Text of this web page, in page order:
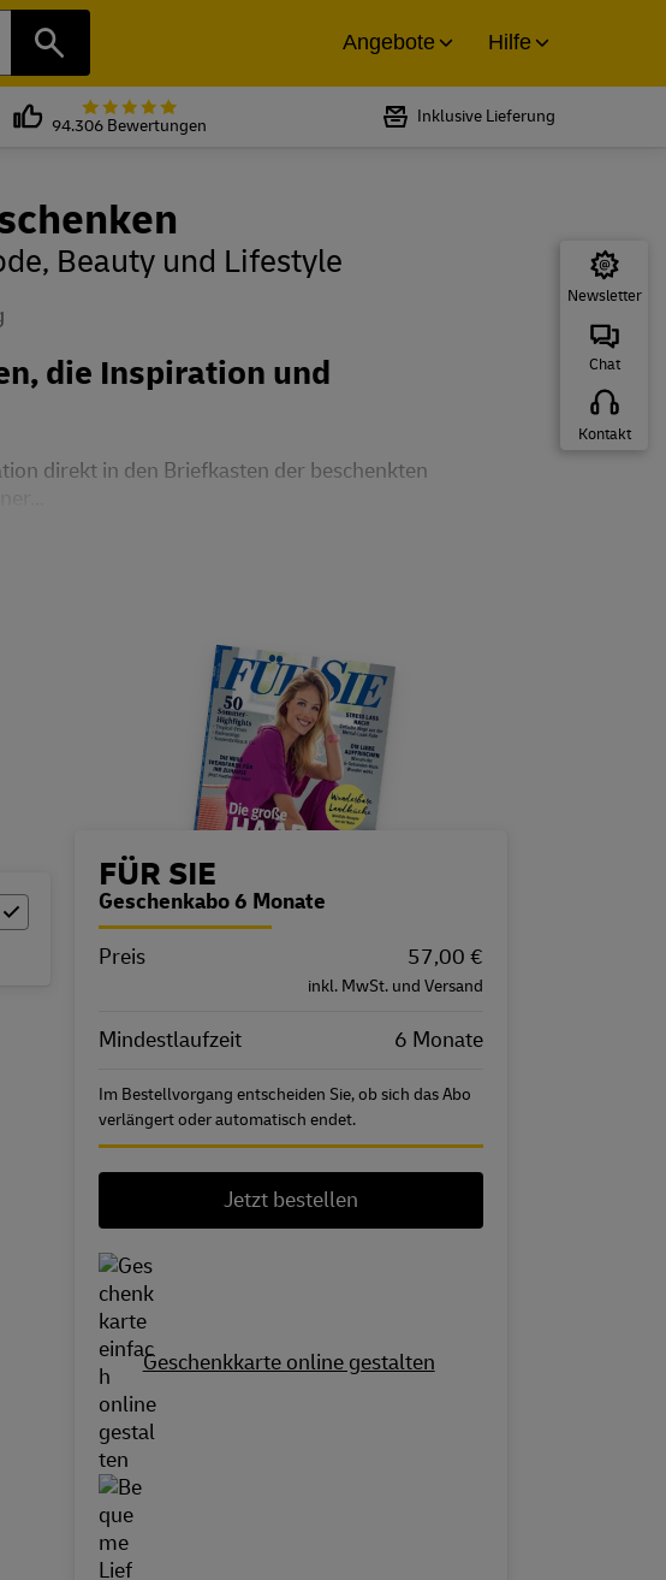
Suchen
Angebote Hilfe
Bewertet mit 5 von 5 Sternen bei
94.306 Bewertungen
Inklusive Lieferung
Newsletter
Chat
Kontakt
Beauty und Lifestyle
die Inspiration und
direkt in den Briefkasten der beschenkten
Bestellübersicht
FÜR SIE
Geschenkabo 6 Monate
Eigenschaft
Preis 57,00 €
inkl. MwSt. und Versand
Mindestlaufzeit 6 Monate
Im Bestellvorgang entscheiden Sie, ob sich das Abo
verlängert oder automatisch endet.
Jetzt bestellen
Geschenkkarte online gestalten